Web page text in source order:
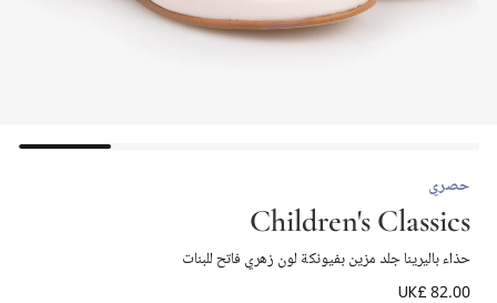
حصري
Children's Classics
حذاء باليرينا جلد مزين بفيونكة لون زهري فاتح للبنات
UK£ 82.00